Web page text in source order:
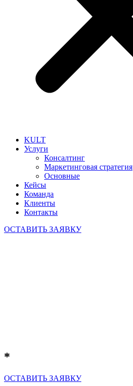
KULT
Услуги
Консалтинг
Маркетинговая стратегия
Основные
Кейсы
Команда
Клиенты
Контакты
ОСТАВИТЬ ЗАЯВКУ
*
ОСТАВИТЬ ЗАЯВКУ